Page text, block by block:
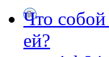
Что собой
ей?